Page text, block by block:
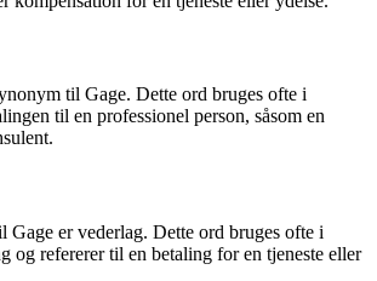
til Gage. Dette ord bruges ofte i
til en professionel person, såsom en
Gage er vederlag. Dette ord bruges ofte i
og refererer til en betaling for en tjeneste eller